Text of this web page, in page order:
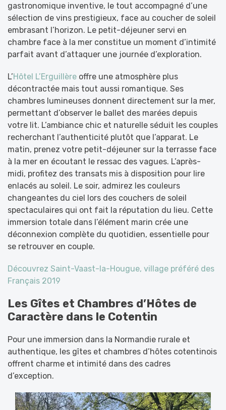
gastronomique inventive, le tout accompagné d’une
sélection de vins prestigieux, face au coucher de soleil
embrasant l’horizon. Le petit-déjeuner servi en
chambre face à la mer constitue un moment d’intimité
parfait avant d’attaquer une journée d’exploration.
L’Hôtel L’Erguillère offre une atmosphère plus
décontractée mais tout aussi romantique. Ses
chambres lumineuses donnent directement sur la mer,
permettant d’observer le ballet des marées depuis
votre lit. L’ambiance chic et naturelle séduit les couples
recherchant l’authenticité plutôt que l’apparat. Le
matin, prenez votre petit-déjeuner sur la terrasse face
à la mer en écoutant le ressac des vagues. L’après-
midi, profitez des transats mis à disposition pour lire
enlacés au soleil. Le soir, admirez les couleurs
changeantes du ciel lors des couchers de soleil
spectaculaires qui ont fait la réputation du lieu. Cette
immersion totale dans l’élément marin crée une
déconnexion complète du quotidien, essentielle pour
se retrouver en couple.
Découvrez Saint-Vaast-la-Hougue, village préféré des
Français 2019
Les Gîtes et Chambres d’Hôtes de
Caractère dans le Cotentin
Pour une immersion dans la Normandie rurale et
authentique, les gîtes et chambres d’hôtes cotentinois
offrent charme et intimité dans des cadres
d’exception.